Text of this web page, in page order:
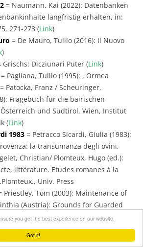
Got it!
you get the best experience on our website.
= Naumann, Kai (2022): Datenbanken
langfristig erhalten, in:
271-273 (Link)
= De Mauro, Tullio (2016): Il Nuovo
)
Grischs: Dicziunari Puter (Link)
= Pagliana, Tullio (1995): , Ormea
= Patocka, Franz / Scheuringer,
Fragebuch für die bairischen
und Südtirol, Wien, Institut
(Link)
1983 = Petracco Sicardi, Giulia (1983):
la transumanza degli ovini,
Christian/ Plomteux, Hugo (ed.):
littérature. Etudes romanes à la
Univ. Press
Priestley, Tom (2003): Maintenance of
(Austria): Grounds for Guarded
in: Canadian Slavonic Papers /
des Slavistes, vol. 45, Taylor &
117 (Link)